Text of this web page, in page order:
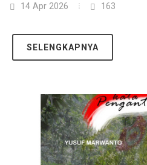
14 Apr 2026 163
SELENGKAPNYA